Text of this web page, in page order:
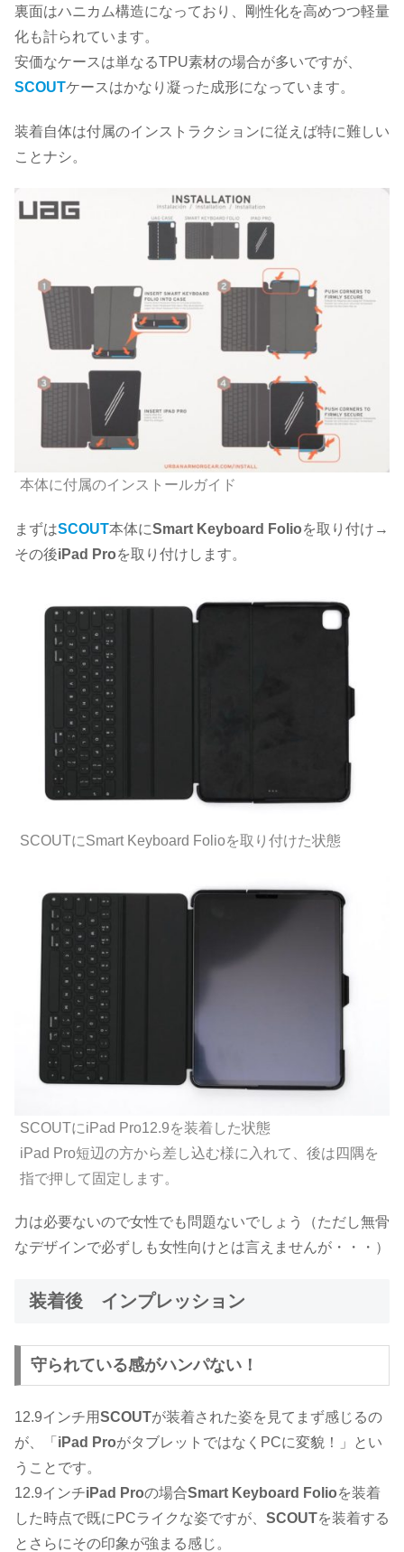
裏面はハニカム構造になっており、剛性化を高めつつ軽量
化も計られています。
安価なケースは単なるTPU素材の場合が多いですが、
SCOUTケースはかなり凝った成形になっています。
装着自体は付属のインストラクションに従えば特に難しい
ことナシ。
本体に付属のインストールガイド
まずはSCOUT本体にSmart Keyboard Folioを取り付け→
その後iPad Proを取り付けします。
SCOUTにSmart Keyboard Folioを取り付けた状態
SCOUTにiPad Pro12.9を装着した状態
iPad Pro短辺の方から差し込む様に入れて、後は四隅を
指で押して固定します。
力は必要ないので女性でも問題ないでしょう（ただし無骨
なデザインで必ずしも女性向けとは言えませんが・・・）
装着後 インプレッション
守られている感がハンパない！
12.9インチ用SCOUTが装着された姿を見てまず感じるの
が、「 iPad ProがタブレットではなくPCに変貌！」とい
うことです。
12.9インチiPad Proの場合Smart Keyboard Folioを装着
した時点で既にPCライクな姿ですが、 SCOUTを装着する
とさらにその印象が強まる感じ。